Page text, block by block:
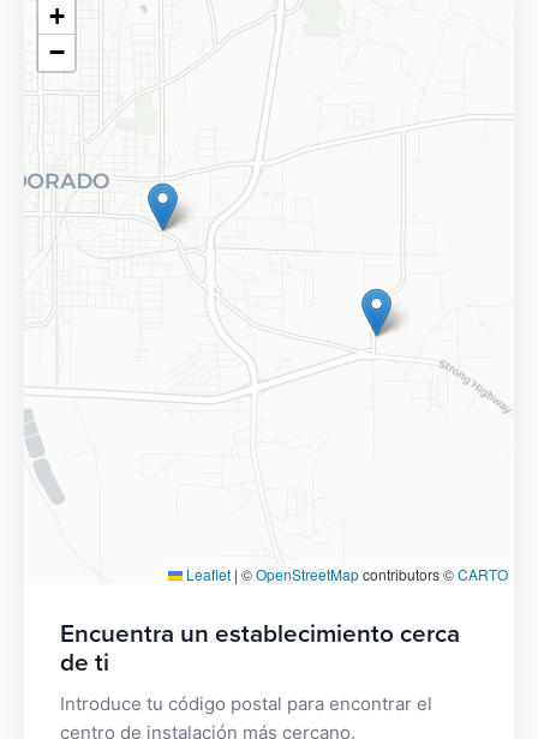
+
−
Leaflet | ©OpenStreetMapcontributors ©CARTO
Encuentra un establecimiento cerca
de ti
Introduce tu código postal para encontrar el
centro de instalación más cercano.